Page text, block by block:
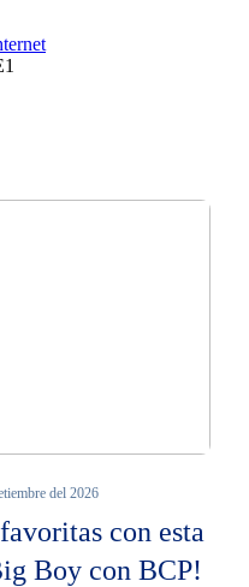
del 2026
con esta
Boy con BCP!